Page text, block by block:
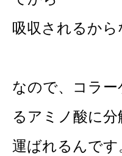
吸収されるから
なので、コラ
るアミノ酸に
運ばれるんです